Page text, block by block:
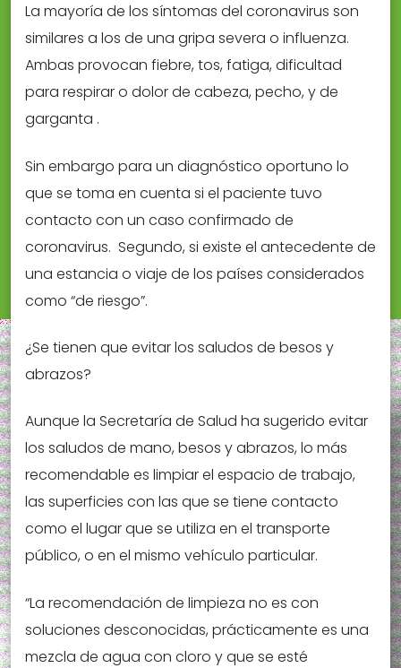
La mayoría de los síntomas del coronavirus son
similares a los de una gripa severa o influenza.
Ambas provocan fiebre, tos, fatiga, dificultad
para respirar o dolor de cabeza, pecho, y de
garganta .
Sin embargo para un diagnóstico oportuno lo
que se toma en cuenta si el paciente tuvo
contacto con un caso confirmado de
coronavirus. Segundo, si existe el antecedente de
una estancia o viaje de los países considerados
como “de riesgo”.
¿Se tienen que evitar los saludos de besos y
abrazos?
Aunque la Secretaría de Salud ha sugerido evitar
los saludos de mano, besos y abrazos, lo más
recomendable es limpiar el espacio de trabajo,
las superficies con las que se tiene contacto
como el lugar que se utiliza en el transporte
público, o en el mismo vehículo particular.
“La recomendación de limpieza no es con
soluciones desconocidas, prácticamente es una
mezcla de agua con cloro y que se esté